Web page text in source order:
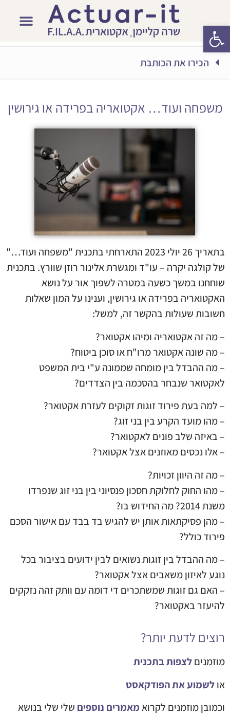
פתח סרגל נגישות
הכירו את הכותבת
משפחה ועוד… אקטואריה בפרידה או גירושין
בתאריך 26 יולי 2023 התארחתי בתכנית "משפחה ועוד…"
של קולגה יקרה – עו"ד ומגשרת אלינור רוזן שוורץ. בתכנית
שוחחנו במשך כשעה במטרה לשפוך אור על נושא
האקטואריה בפרידה או גירושין, וענינו על המון שאלות
חשובות שעולות בהקשר זה, למשל:
– מה זה אקטואריה ומיהו אקטואר?
– מה שונה אקטואר מרו"ח או סוכן ביטוח?
– מה ההבדל בין מומחה שממונה ע"י בית המשפט
לאקטואר שנבחר בהסכמה בין הצדדים?
– למה בעת פירוד זוגות זקוקים לעזרת אקטואר?
– מהו מועד הקרע בין בני זוג?
– באיזה שלב פונים לאקטואר?
– אלו נכסים מאוזנים אצל אקטואר?
– מה זה היוון זכויות?
– מהו החוק לחלוקת חסכון פנסיוני בין בני זוג שנפרדו
משנת 2014? מה החידוש בו?
– מהן פסיקתאות אותן יש להגיש בד בבד עם אישור הסכם
פירוד כולל?
– מה ההבדל בין זוגות נשואים לבין ידועים בציבור בכל
נוגע לאיזון משאבים אצל אקטואר?
– האם גם זוגות שמשתכרים די דומה עם וותק זהה נזקקים
להיעזר באקטואר?
רוצים לדעת יותר?
מוזמניםלצפות בתכנית
אולשמוע את הפודקאסט
וכמובן מוזמנים לקרואמאמרים נוספים שלי שלי בנושא